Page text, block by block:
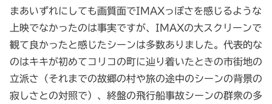
まあいずれにしても画質面でIMAXっぽさを感じるような
上映でなかったのは事実ですが、IMAXの大スクリーンで
観て良かったと感じたシーンは多数ありました。代表的な
のはキキが初めてコリコの町に辿り着いたときの市街地の
立派さ（それまでの故郷の村や旅の途中のシーンの背景の
寂しさとの対照で）、終盤の飛行船事故シーンの群衆の多